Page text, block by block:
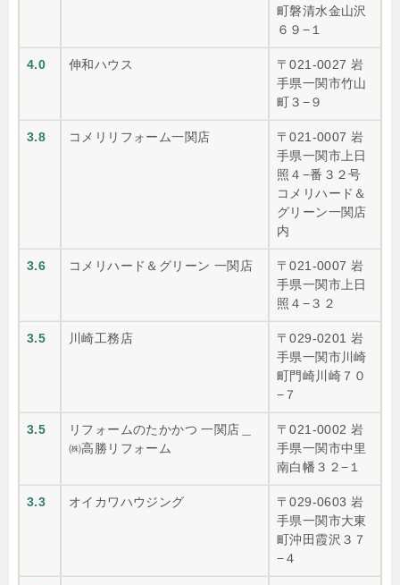
町磐清水金山沢
６９−１
4.0 伸和ハウス
〒021-0027 岩
手県一関市竹山
町３−９
3.8 コメリリフォーム一関店
〒021-0007 岩
手県一関市上日
照４−番３２号
コメリハード＆
グリーン一関店
内
3.6 コメリハード＆グリーン 一関店
〒021-0007 岩
手県一関市上日
照４−３２
3.5 川崎工務店
〒029-0201 岩
手県一関市川崎
町門崎川崎７０
−７
3.5
リフォームのたかかつ 一関店＿
㈱高勝リフォーム
〒021-0002 岩
手県一関市中里
南白幡３２−１
3.3 オイカワハウジング
〒029-0603 岩
手県一関市大東
町沖田霞沢３７
−４